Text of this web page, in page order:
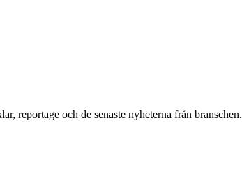
reportage och de senaste nyheterna från branschen.